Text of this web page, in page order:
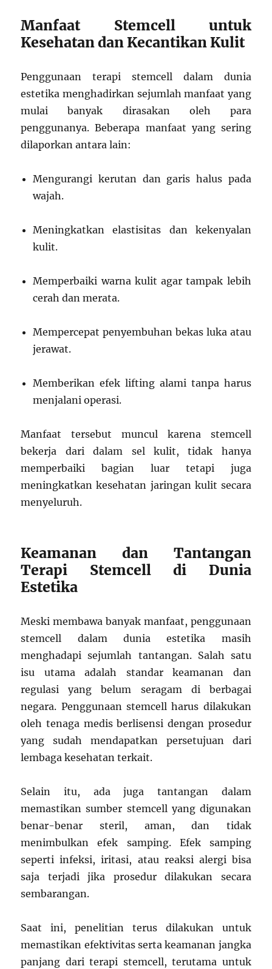
Manfaat Stemcell untuk
Kesehatan dan Kecantikan Kulit
Penggunaan terapi stemcell dalam dunia
estetika menghadirkan sejumlah manfaat yang
mulai banyak dirasakan oleh para
penggunanya. Beberapa manfaat yang sering
dilaporkan antara lain:
Mengurangi kerutan dan garis halus pada
wajah.
Meningkatkan elastisitas dan kekenyalan
kulit.
Memperbaiki warna kulit agar tampak lebih
cerah dan merata.
Mempercepat penyembuhan bekas luka atau
jerawat.
Memberikan efek lifting alami tanpa harus
menjalani operasi.
Manfaat tersebut muncul karena stemcell
bekerja dari dalam sel kulit, tidak hanya
memperbaiki bagian luar tetapi juga
meningkatkan kesehatan jaringan kulit secara
menyeluruh.
Keamanan dan Tantangan
Terapi Stemcell di Dunia
Estetika
Meski membawa banyak manfaat, penggunaan
stemcell dalam dunia estetika masih
menghadapi sejumlah tantangan. Salah satu
isu utama adalah standar keamanan dan
regulasi yang belum seragam di berbagai
negara. Penggunaan stemcell harus dilakukan
oleh tenaga medis berlisensi dengan prosedur
yang sudah mendapatkan persetujuan dari
lembaga kesehatan terkait.
Selain itu, ada juga tantangan dalam
memastikan sumber stemcell yang digunakan
benar-benar steril, aman, dan tidak
menimbulkan efek samping. Efek samping
seperti infeksi, iritasi, atau reaksi alergi bisa
saja terjadi jika prosedur dilakukan secara
sembarangan.
Saat ini, penelitian terus dilakukan untuk
memastikan efektivitas serta keamanan jangka
panjang dari terapi stemcell, terutama untuk